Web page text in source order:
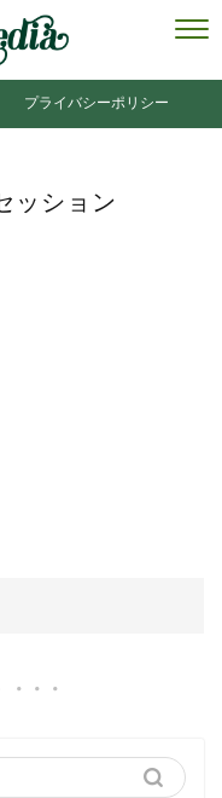
プライバシーポリシー
ッション